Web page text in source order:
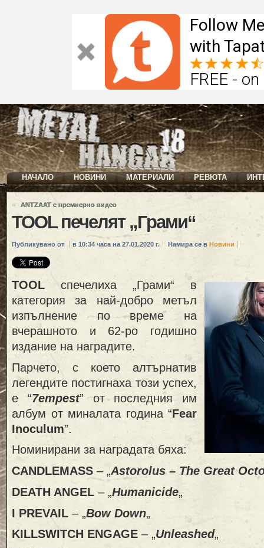
Follow
with
FREE -
НАЧАЛО НОВИНИ МАТЕРИАЛИ РЕВЮТА
« ANTZAAT с премиерно видео
TOOL печелят „Грами“
Публикувано от в 10:34 часа на 27.01.2020 г. Намира се в Новини
TOOL спечелиха „Грами“ в
категория за най-добро метъл
изпълнение по време на
вчерашното и 62-ро годишно
издание на наградите.
Парчето, с което алтърнатив
легендите постигнаха този успех,
е “7empest” от последния им
албум от миналата година “Fear
Inoculum”.
Номинирани за наградата бяха:
CANDLEMASS – „Astorolus – The Great
DEATH ANGEL – „Humanicide„
I PREVAIL – „Bow Down„
KILLSWITCH ENGAGE – „Unleashed„